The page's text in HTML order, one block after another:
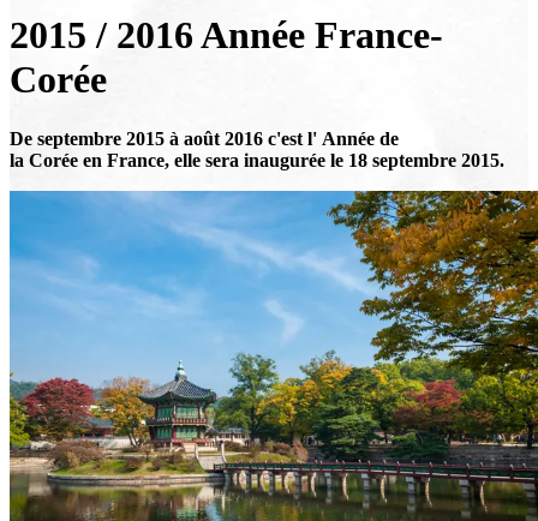
2015 / 2016 Année France-
Corée
De septembre 2015 à août 2016 c'est l' Année de
la Corée en France, elle sera inaugurée le 18 septembre 2015.